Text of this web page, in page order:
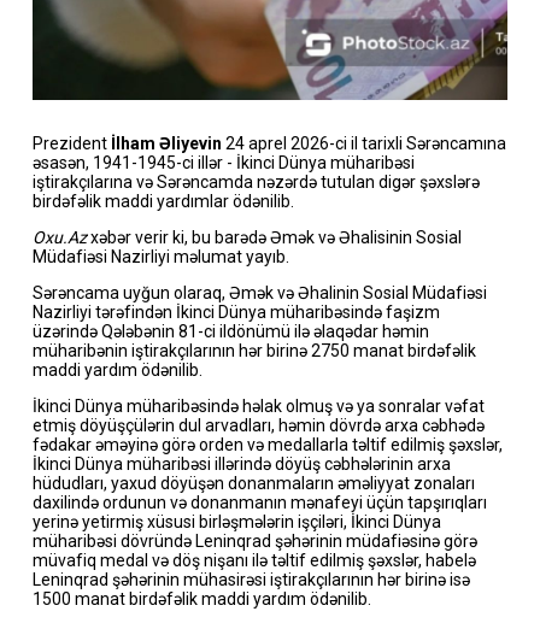
Prezident İlham Əliyevin 24 aprel 2026-ci il tarixli Sərəncamına
əsasən, 1941-1945-ci illər - İkinci Dünya müharibəsi
iştirakçılarına və Sərəncamda nəzərdə tutulan digər şəxslərə
birdəfəlik maddi yardımlar ödənilib.
Oxu.Azxəbər verir ki, bu barədə Əmək və Əhalisinin Sosial
Müdafiəsi Nazirliyi məlumat yayıb.
Sərəncama uyğun olaraq, Əmək və Əhalinin Sosial Müdafiəsi
Nazirliyi tərəfindən İkinci Dünya müharibəsində faşizm
üzərində Qələbənin 81-ci ildönümü ilə əlaqədar həmin
müharibənin iştirakçılarının hər birinə 2750 manat birdəfəlik
maddi yardım ödənilib.
İkinci Dünya müharibəsində həlak olmuş və ya sonralar vəfat
etmiş döyüşçülərin dul arvadları, həmin dövrdə arxa cəbhədə
fədakar əməyinə görə orden və medallarla təltif edilmiş şəxslər,
İkinci Dünya müharibəsi illərində döyüş cəbhələrinin arxa
hüdudları, yaxud döyüşən donanmaların əməliyyat zonaları
daxilində ordunun və donanmanın mənafeyi üçün tapşırıqları
yerinə yetirmiş xüsusi birləşmələrin işçiləri, İkinci Dünya
müharibəsi dövründə Leninqrad şəhərinin müdafiəsinə görə
müvafiq medal və döş nişanı ilə təltif edilmiş şəxslər, habelə
Leninqrad şəhərinin mühasirəsi iştirakçılarının hər birinə isə
1500 manat birdəfəlik maddi yardım ödənilib.